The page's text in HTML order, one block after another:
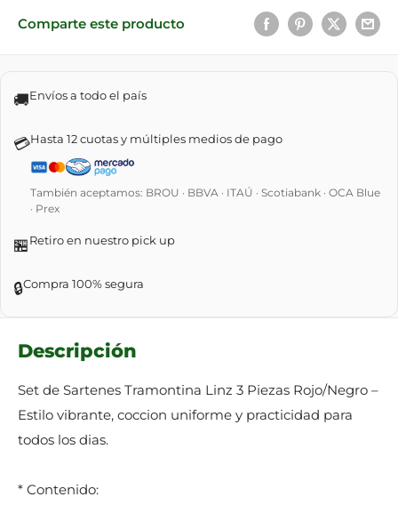
Comparte este producto
🚚Envíos a todo el país
💳Hasta 12 cuotas y múltiples medios de pago
También aceptamos: BROU · BBVA · ITAÚ · Scotiabank · OCA Blue
· Prex
🏪Retiro en nuestro pick up
🔒Compra 100% segura
Descripción
Set de Sartenes Tramontina Linz 3 Piezas Rojo/Negro –
Estilo vibrante, coccion uniforme y practicidad para
todos los dias.
* Contenido: